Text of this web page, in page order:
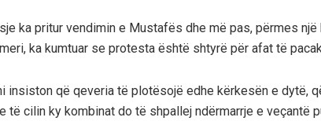
ka pritur vendimin e Mustafës dhe më pas, përmes
ka kumtuar se protesta është shtyrë për afat të
insiston që qeveria të plotësojë edhe kërkesën e dytë,
të cilin ky kombinat do të shpallej ndërmarrje e veçantë